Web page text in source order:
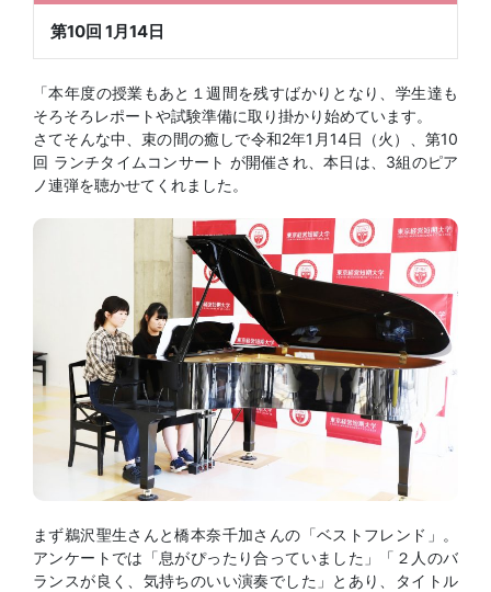
第10回 1月14日
「本年度の授業もあと１週間を残すばかりとなり、学生達も
そろそろレポートや試験準備に取り掛かり始めています。
さてそんな中、束の間の癒しで令和2年1月14日（火）、第10
回 ランチタイムコンサート が開催され、本日は、3組のピア
ノ連弾を聴かせてくれました。
まず鵜沢聖生さんと橋本奈千加さんの「ベストフレンド」。
アンケートでは「息がぴったり合っていました」「２人のバ
ランスが良く、気持ちのいい演奏でした」とあり、タイトル